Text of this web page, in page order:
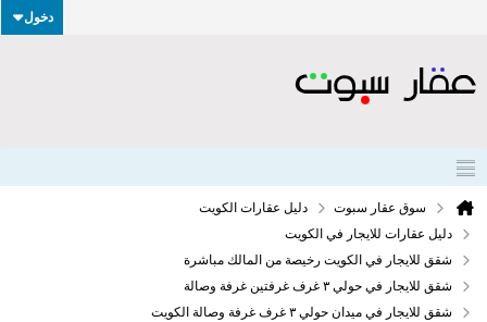
دخول
سوق عقار سبوت
دليل عقارات الكويت
دليل عقارات للايجار في الكويت
شقق للايجار في الكويت رخيصة من المالك مباشرة
شقق للايجار في حولي ٣ غرف غرفتين غرفة وصالة
شقق للايجار في ميدان حولي ٣ غرف غرفة وصالة الكويت